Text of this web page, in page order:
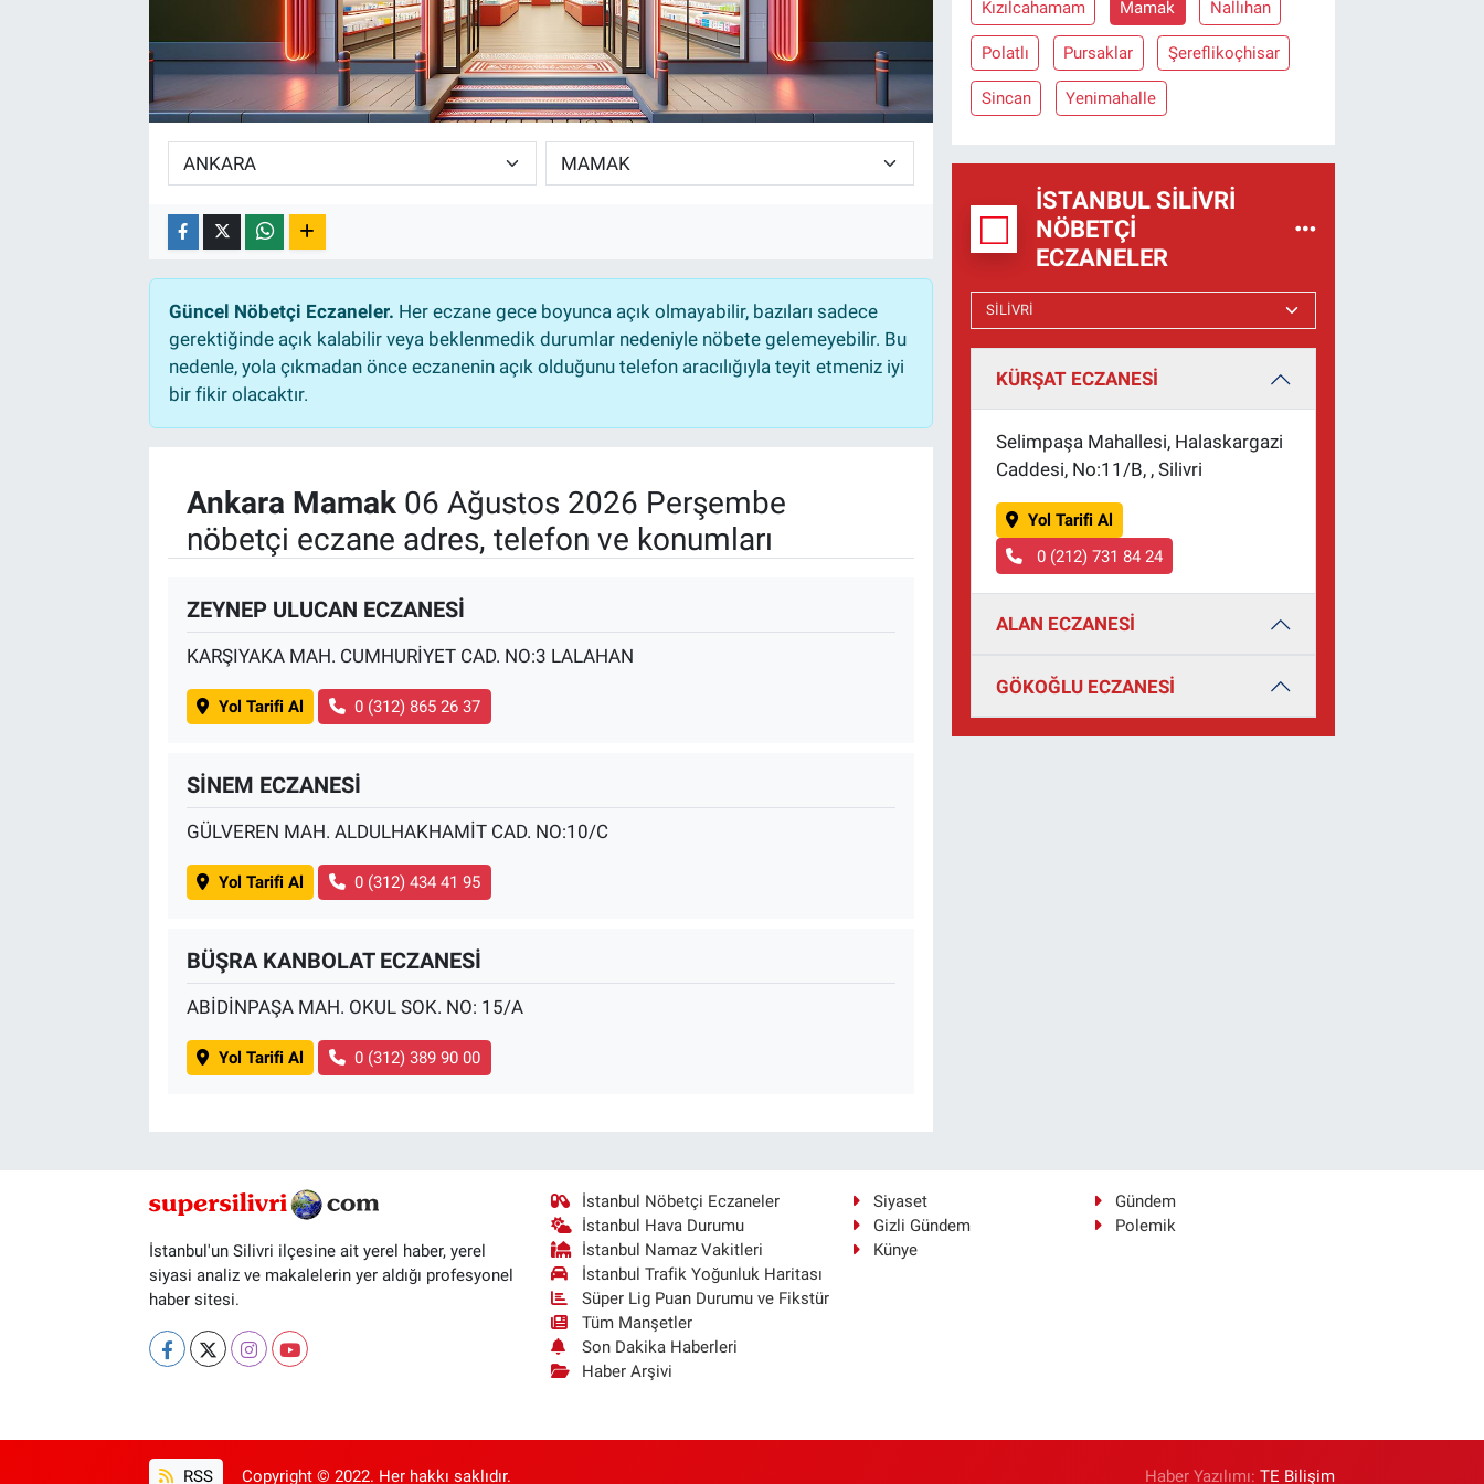
Güncel Nöbetçi Eczaneler. Her eczane gece boyunca açık olmayabilir, bazıları sadece
gerektiğinde açık kalabilir veya beklenmedik durumlar nedeniyle nöbete gelemeyebilir. Bu
nedenle, yola çıkmadan önce eczanenin açık olduğunu telefon aracılığıyla teyit etmeniz iyi
bir fikir olacaktır.
Ankara Mamak06 Ağustos 2026 Perşembe
nöbetçi eczane adres, telefon ve konumları
ZEYNEP ULUCAN ECZANESİ
KARŞIYAKA MAH. CUMHURİYET CAD. NO:3 LALAHAN
Yol Tarifi Al 0 (312) 865 26 37
SİNEM ECZANESİ
GÜLVEREN MAH. ALDULHAKHAMİT CAD. NO:10/C
Yol Tarifi Al 0 (312) 434 41 95
BÜŞRA KANBOLAT ECZANESİ
ABİDİNPAŞA MAH. OKUL SOK. NO: 15/A
Yol Tarifi Al 0 (312) 389 90 00
Kızılcahamam Mamak Nallıhan
Polatlı Pursaklar Şereflikoçhisar
Sincan Yenimahalle
İSTANBUL SILIVRI
NÖBETÇI
ECZANELER
KÜRŞAT ECZANESİ
Selimpaşa Mahallesi, Halaskargazi
Caddesi, No:11/B, , Silivri
Yol Tarifi Al
0 (212) 731 84 24
ALAN ECZANESİ
GÖKOĞLU ECZANESİ
İstanbul'un Silivri ilçesine ait yerel haber, yerel
siyasi analiz ve makalelerin yer aldığı profesyonel
haber sitesi.
İstanbul Nöbetçi Eczaneler
İstanbul Hava Durumu
İstanbul Namaz Vakitleri
İstanbul Trafik Yoğunluk Haritası
Süper Lig Puan Durumu ve Fikstür
Tüm Manşetler
Son Dakika Haberleri
Haber Arşivi
Siyaset
Gündem
Gizli Gündem
Polemik
Künye
RSS Copyright © 2022. Her hakkı saklıdır. Haber Yazılımı:TE Bilişim